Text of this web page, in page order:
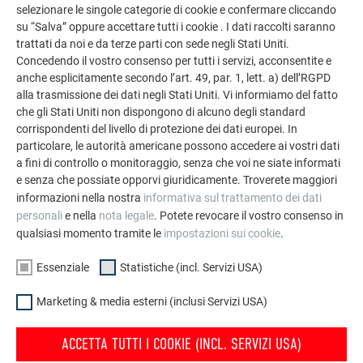
È POSSIBILE SOSTITUIRE UNA TEGOLA
FOTOVOLTAICA SUL TETTO?
Sì, una tegola fotovoltaica posata sul tetto può essere
rimossa e un' altra può essere installata da un partner di
installazione PREFA, se necessario.
IL TUO IMPIANTO FOTOVOLTAICO SUL TETTO
DOMANDE E RISPOSTE
impianto fotovoltaico. Qui trovi le spiegazioni dei termini,
liste di controllo e informazioni sull’ottimizzazione dei
consumi e dei costi di PREFA Solar.
selezionare le singole categorie di cookie e confermare cliccando
su “Salva” oppure accettare tutti i cookie . I dati raccolti saranno
trattati da noi e da terze parti con sede negli Stati Uniti.
Concedendo il vostro consenso per tutti i servizi, acconsentite e
anche esplicitamente secondo l’art. 49, par. 1, lett. a) dell’RGPD
alla trasmissione dei dati negli Stati Uniti. Vi informiamo del fatto
che gli Stati Uniti non dispongono di alcuno degli standard
corrispondenti del livello di protezione dei dati europei. In
particolare, le autorità americane possono accedere ai vostri dati
a fini di controllo o monitoraggio, senza che voi ne siate informati
e senza che possiate opporvi giuridicamente. Troverete maggiori
informazioni nella nostra informativa sul trattamento dei dati
personalie nella nota legale. Potete revocare il vostro consenso in
qualsiasi momento tramite le impostazioni sui cookie.
Essenziale Statistiche (incl. Servizi USA)
Marketing & media esterni (inclusi Servizi USA)
ACCETTA TUTTI I COOKIE (INCL. SERVIZI USA)